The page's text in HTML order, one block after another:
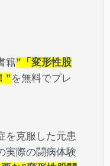
籍”「変形性股
”を無料でプレ
を克服した元患
実際の闘病体験